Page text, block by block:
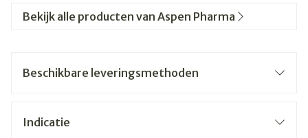
Bekijk alle producten van Aspen Pharma
Beschikbare leveringsmethoden
Indicatie